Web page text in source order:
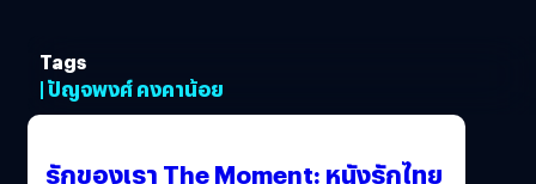
Tags
| ปัญจพงศ์ คงคาน้อย
รักของเรา The Moment: หนังรักไทย